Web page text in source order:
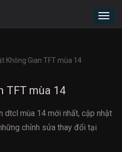
Không Gian TFT mùa 14
TFT mùa 14
dtcl mùa 14 mới nhất, cập nhật
chỉnh sửa thay đổi tại